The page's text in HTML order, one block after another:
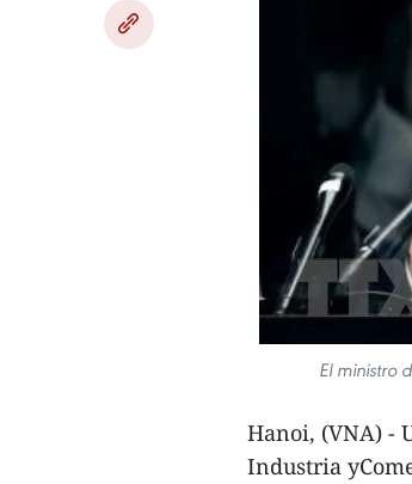
El ministro
Hanoi, (VNA) -
Industria